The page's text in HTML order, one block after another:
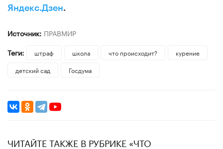
Яндекс.Дзен.
Источник: ПРАВМИР
Теги:
штраф школа что происходит?
курение
детский сад
Госдума
ЧИТАЙТЕ ТАКЖЕ В РУБРИКЕ «ЧТО